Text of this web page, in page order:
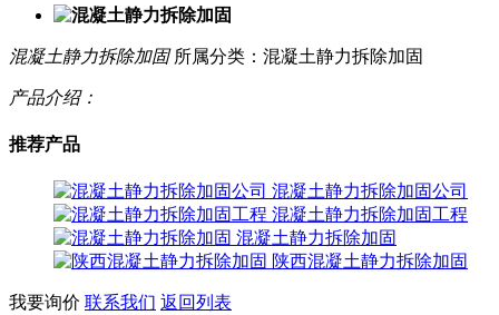
混凝土静力拆除加固 所属分类：混凝土静力拆除加固
产品介绍：
推荐产品
混凝土静力拆除加固公司
混凝土静力拆除加固工程
混凝土静力拆除加固
陕西混凝土静力拆除加固
我要询价 联系我们 返回列表